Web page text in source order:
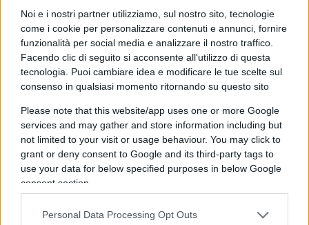
Noi e i nostri partner utilizziamo, sul nostro sito, tecnologie
come i cookie per personalizzare contenuti e annunci, fornire
funzionalità per social media e analizzare il nostro traffico.
Facendo clic di seguito si acconsente all'utilizzo di questa
tecnologia. Puoi cambiare idea e modificare le tue scelte sul
consenso in qualsiasi momento ritornando su questo sito
Please note that this website/app uses one or more Google
services and may gather and store information including but
not limited to your visit or usage behaviour. You may click to
grant or deny consent to Google and its third-party tags to
use your data for below specified purposes in below Google
consent section.
Personal Data Processing Opt Outs
diCristina de Palma
18 Luglio 2026, 7:46
10.9k